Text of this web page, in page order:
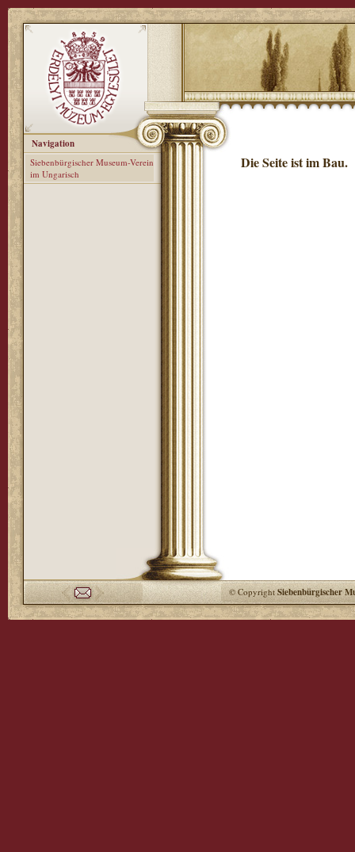
Navigation
Siebenbürgischer Museum-Verein
im Ungarisch
Die Seite ist im Bau.
© CopyrightSiebenbürgischer